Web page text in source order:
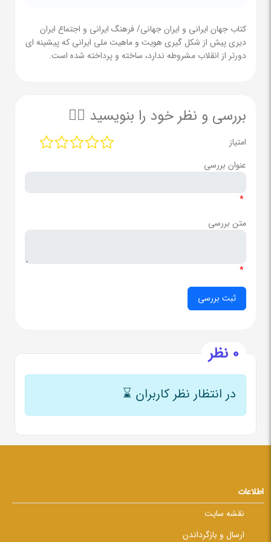
کتاب جهان ایرانی و ایران جهانی/ فرهنگ ایرانی و اجتماع ایران
دیری پیش از شکل گیری هویت و ماهیت ملی ایرانی که پیشینه ای
دورتر از انقلاب مشروطه ندارد، ساخته و پرداخته شده است.
بررسی و نظر خود را بنویسید ✍🏻
امتیاز
عنوان بررسی
*
متن بررسی
*
0 نظر
در انتظار نظر کاربران ⌛
اطلاعات
نقشه سایت
ارسال و بازگرداندن